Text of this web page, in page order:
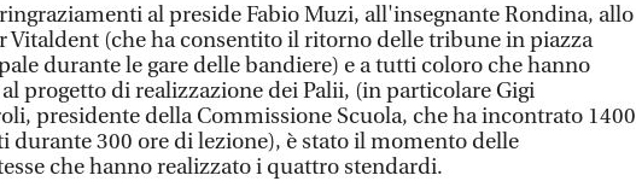
al preside Fabio Muzi, all'insegnante Rondina, allo
Vitaldent (che ha consentito il ritorno delle tribune in piazza
durante le gare delle bandiere) e a tutti coloro che hanno
progetto di realizzazione dei Palii, (in particolare Gigi
presidente della Commissione Scuola, che ha incontrato 1400
durante 300 ore di lezione), è stato il momento delle
che hanno realizzato i quattro stendardi.